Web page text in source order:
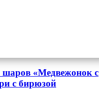
шаров «Медвежонок с
с бирюзой